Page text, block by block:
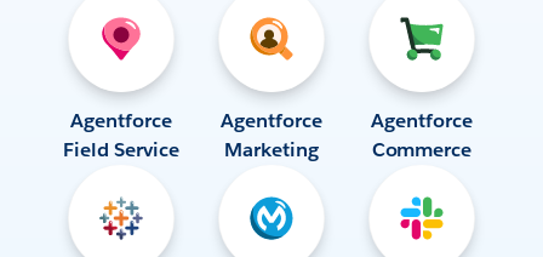
Agentforce
Field Service
Agentforce
Marketing
Agentforce
Commerce